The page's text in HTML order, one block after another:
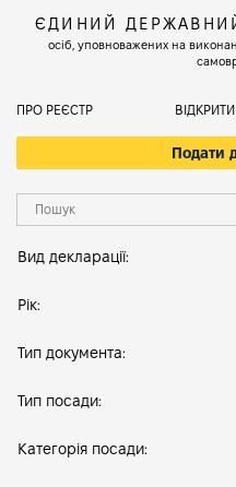
ЄДИНИЙ
осіб, уповноважених на
ПРО РЕЄСТР
Подати
Вид декларації:
Рік:
Тип документа:
Тип посади:
Категорія посади: